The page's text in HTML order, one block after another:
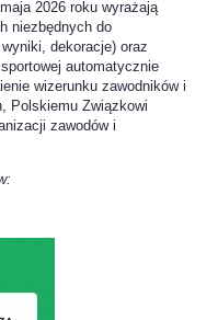
2026 roku wyrażają
niezbędnych do
dekoracje) oraz
automatycznie
wizerunku zawodników i
Polskiemu Związkowi
zawodów i